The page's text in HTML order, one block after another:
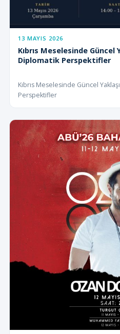
13 MAYIS 2026
Kıbrıs Meselesinde Güncel
Diplomatik Perspektifler
Kıbrıs Meselesinde Güncel
Perspektifler